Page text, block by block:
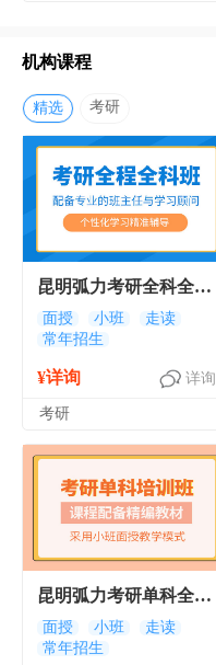
机构课程
精选 考研
昆明弧力考研全科全程
班 昆明考研全科辅导
班
面授 小班
走读
常年招生
¥详询 详询
考研
昆明弧力考研单科全程
班 昆明考研单科辅导
班
面授 小班
走读
常年招生